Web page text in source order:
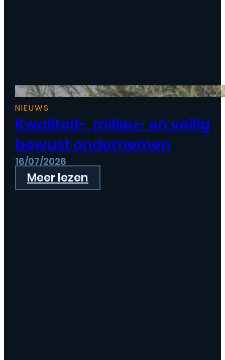
NIEUWS
Kwaliteit-, milieu- en veilig
bewust ondernemen
16/07/2026
Meer lezen